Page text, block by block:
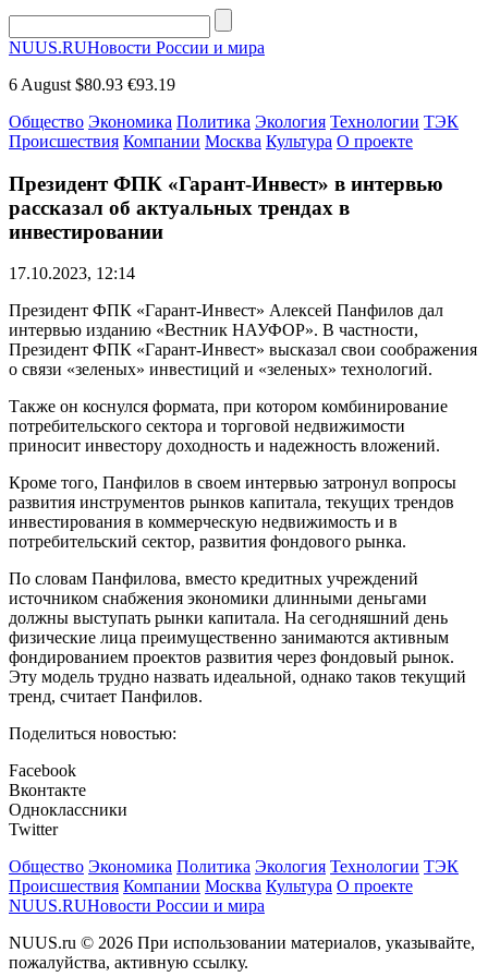
NUUS.RUНовости России и мира
6 August $80.93 €93.19
Общество Экономика Политика Экология Технологии ТЭК
Происшествия Компании Москва Культура О проекте
Президент ФПК «Гарант-Инвест» в интервью
рассказал об актуальных трендах в
инвестировании
17.10.2023, 12:14
Президент ФПК «Гарант-Инвест» Алексей Панфилов дал
интервью изданию «Вестник НАУФОР». В частности,
Президент ФПК «Гарант-Инвест» высказал свои соображения
о связи «зеленых» инвестиций и «зеленых» технологий.
Также он коснулся формата, при котором комбинирование
потребительского сектора и торговой недвижимости
приносит инвестору доходность и надежность вложений.
Кроме того, Панфилов в своем интервью затронул вопросы
развития инструментов рынков капитала, текущих трендов
инвестирования в коммерческую недвижимость и в
потребительский сектор, развития фондового рынка.
По словам Панфилова, вместо кредитных учреждений
источником снабжения экономики длинными деньгами
должны выступать рынки капитала. На сегодняшний день
физические лица преимущественно занимаются активным
фондированием проектов развития через фондовый рынок.
Эту модель трудно назвать идеальной, однако таков текущий
тренд, считает Панфилов.
Поделиться новостью:
Facebook
Вконтакте
Одноклассники
Twitter
Общество Экономика Политика Экология Технологии ТЭК
Происшествия Компании Москва Культура О проекте
NUUS.RUНовости России и мира
NUUS.ru © 2026 При использовании материалов, указывайте,
пожалуйства, активную ссылку.